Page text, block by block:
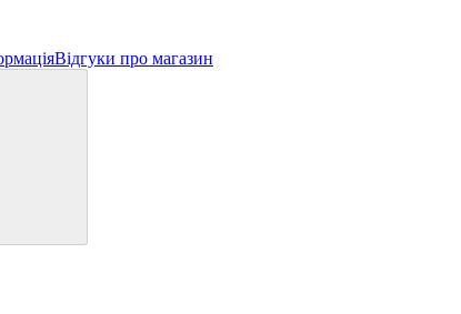
Відгуки про магазин